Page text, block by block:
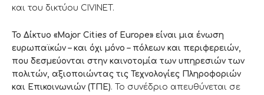
και του δικτύου CIVINET.
Το Δίκτυο «Major Cities of Europe» είναι μια ένωση
ευρωπαϊκών – και όχι μόνο – πόλεων και περιφερειών,
που δεσμεύονται στην καινοτομία των υπηρεσιών των
πολιτών, αξιοποιώντας τις Τεχνολογίες Πληροφοριών
και Επικοινωνιών (ΤΠΕ). Το συνέδριο απευθύνεται σε